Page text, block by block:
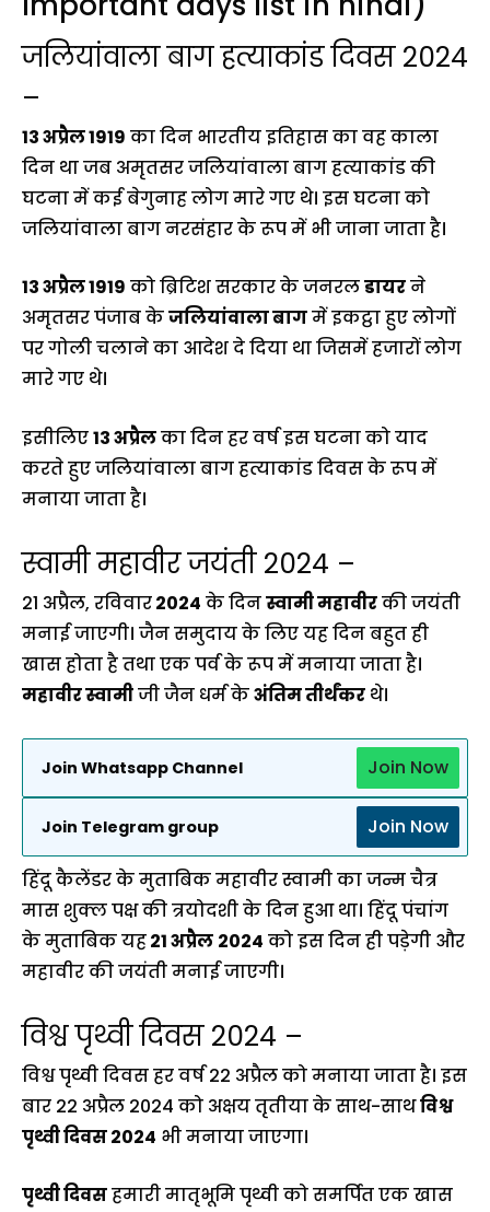
जलियांवाला बाग हत्याकांड दिवस 2024
–
13 अप्रैल 1919 का दिन भारतीय इतिहास का वह काला
दिन था जब अमृतसर जलियांवाला बाग हत्याकांड की
घटना में कई बेगुनाह लोग मारे गए थे। इस घटना को
जलियांवाला बाग नरसंहार के रूप में भी जाना जाता है।
13 अप्रैल 1919 को ब्रिटिश सरकार के जनरलडायरने
अमृतसर पंजाब केजलियांवाला बागमें इकट्ठा हुए लोगों
पर गोली चलाने का आदेश दे दिया था जिसमें हजारों लोग
मारे गए थे।
इसीलिए13 अप्रैलका दिन हर वर्ष इस घटना को याद
करते हुए जलियांवाला बाग हत्याकांड दिवस के रूप में
मनाया जाता है।
स्वामी महावीर जयंती 2024 –
21 अप्रैल, रविवार2024 के दिनस्वामी महावीरकी जयंती
मनाई जाएगी। जैन समुदाय के लिए यह दिन बहुत ही
खास होता है तथा एक पर्व के रूप में मनाया जाता है।
महावीर स्वामीजी जैन धर्म केअंतिम तीर्थंकर थे।
Join Whatsapp Channel Join Now
Join Telegram group Join Now
हिंदू कैलेंडर के मुताबिक महावीर स्वामी का जन्म चैत्र
मास शुक्ल पक्ष की त्रयोदशी के दिन हुआ था। हिंदू पंचांग
के मुताबिक यह21 अप्रैल 2024 को इस दिन ही पड़ेगी और
महावीर की जयंती मनाई जाएगी।
विश्व पृथ्वी दिवस 2024 –
विश्व पृथ्वी दिवस हर वर्ष 22 अप्रैल को मनाया जाता है। इस
बार 22 अप्रैल 2024 को अक्षय तृतीया के साथ-साथविश्व
पृथ्वी दिवस 2024 भी मनाया जाएगा।
पृथ्वी दिवसहमारी मातृभूमि पृथ्वी को समर्पित एक खास